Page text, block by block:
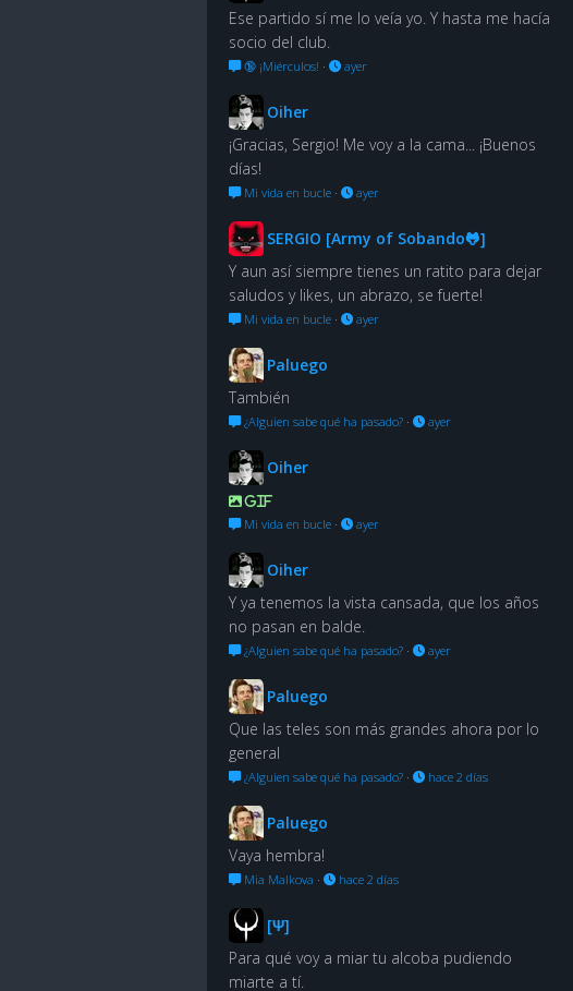
Ese partido sí me lo veía yo. Y hasta me hacía
socio del club.
🔞 ¡Miérculos! · ayer
Oiher
¡Gracias, Sergio! Me voy a la cama... ¡Buenos
días!
Mi vida en bucle · ayer
SERGIO [Army of Sobando🐸]
Y aun así siempre tienes un ratito para dejar
saludos y likes, un abrazo, se fuerte!
Mi vida en bucle · ayer
Paluego
También
¿Alguien sabe qué ha pasado? · ayer
Oiher
GIF
Mi vida en bucle · ayer
Oiher
Y ya tenemos la vista cansada, que los años
no pasan en balde.
¿Alguien sabe qué ha pasado? · ayer
Paluego
Que las teles son más grandes ahora por lo
general
¿Alguien sabe qué ha pasado? · hace 2 días
Paluego
Vaya hembra!
Mia Malkova · hace 2 días
[Ψ]
Para qué voy a miar tu alcoba pudiendo
miarte a tí.